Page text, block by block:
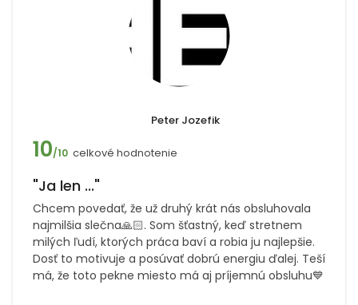
Peter Jozefik
10/10 celkové hodnotenie
"Ja len ..."
Chcem povedať, že už druhý krát nás obsluhovala
najmilšia slečna🙏🏻. Som šťastný, keď stretnem
milých ľudí, ktorých práca baví a robia ju najlepšie.
Dosť to motivuje a posúvať dobrú energiu ďalej. Teší
má, že toto pekne miesto má aj príjemnú obsluhu💙